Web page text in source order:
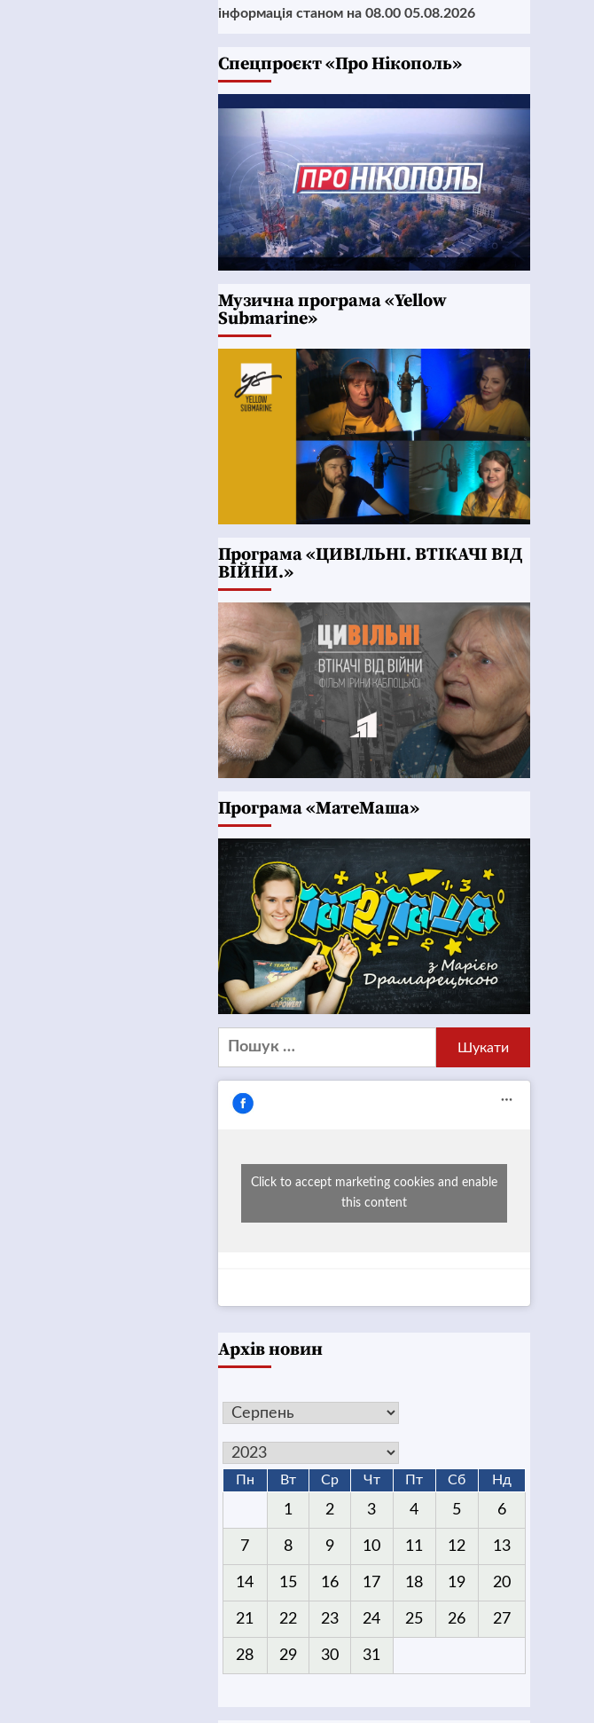
інформація станом на 08.00 05.08.2026
Cпецпроєкт «Про Нікополь»
Музична програма «Yellow
Submarine»
Програма «ЦИВІЛЬНІ. ВТІКАЧІ ВІД
ВІЙНИ.»
Програма «МатеМаша»
Пошук:
Click to accept marketing cookies and enable
this content
Архів новин
Пн Вт Ср Чт Пт Сб Нд
1 2 3 4 5 6
7 8 9 10 11 12 13
14 15 16 17 18 19 20
21 22 23 24 25 26 27
28 29 30 31